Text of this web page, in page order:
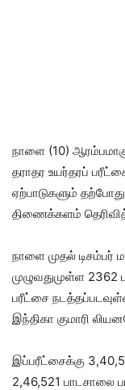
நாளை (10)
தராதர உயர்தரப்
ஏற்பாடுகளும்
திணைக்களம்
நாளை முதல் டிசம்பர்
முழுவதுமுள்ள
பரீட்சை
இந்திகா குமாரி
இப்பரீட்சைக்கு
2,46,521 பாடசாலை